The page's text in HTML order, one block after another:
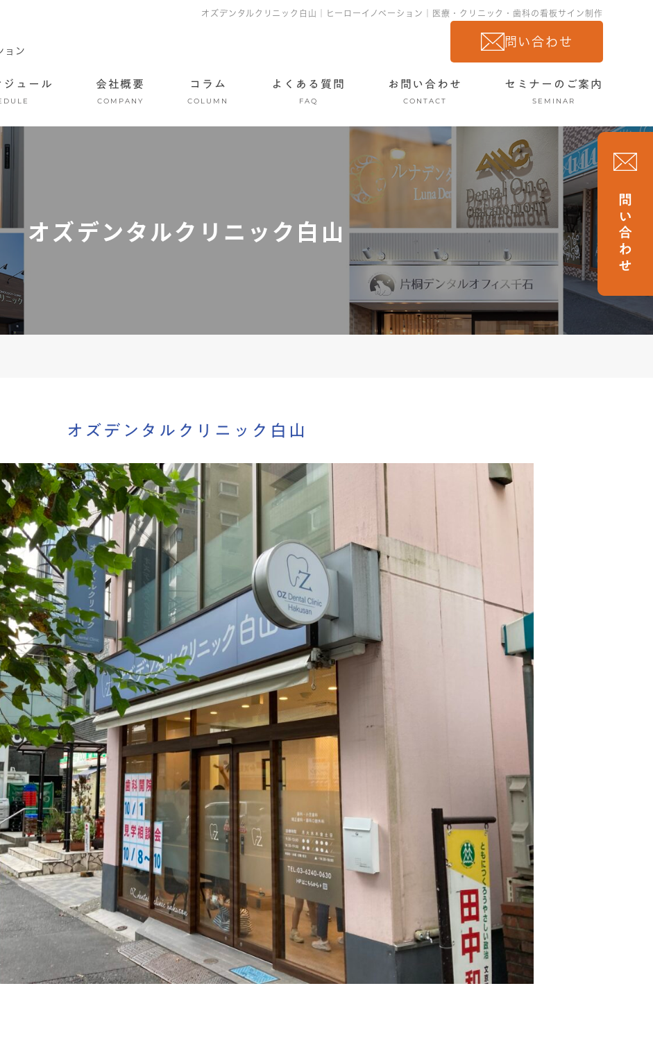
ョン
問い合わせ
ジュール 会社概要
COMPANY
コラム
COLUMN
よくある質問
FAQ
お問い合わせ
CONTACT
セミナーのご案内
SEMINAR
問い合わせ
オズデンタルクリニック白山
オズデンタルクリニック白山｜ヒーローイノベーション｜医療・クリニック・歯科の看板サイン制作
オズデンタルクリニック白山